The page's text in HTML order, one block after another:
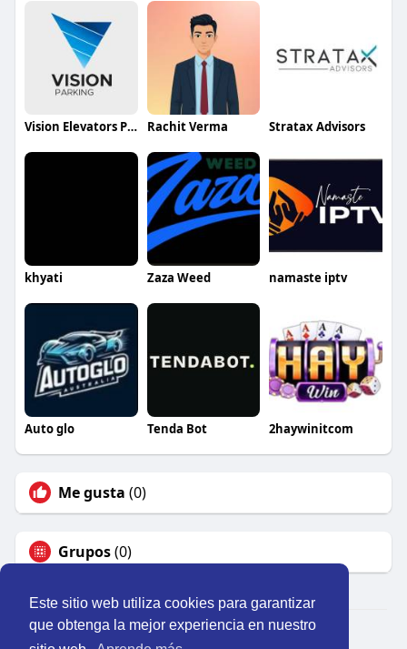
Este sitio web utiliza cookies para garantizar
que obtenga la mejor experiencia en nuestro
Vision Elevators Pvt Ltd Rachit Verma Stratax Advisors
khyati Zaza Weed namaste iptv
Auto glo Tenda Bot 2haywinitcom
Me gusta (0)
Grupos(0)
© 2026 Perú Activo